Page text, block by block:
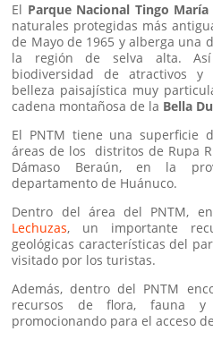
El Parque Nacional Tingo María
naturales protegidas más
de Mayo de 1965 y alberga una
la región de selva alta.
biodiversidad de atractivos
belleza paisajística muy
cadena montañosa de la Bella
El PNTM tiene una superficie
áreas de los distritos de Rupa
Dámaso Beraún, en la
departamento de Huánuco.
Dentro del área del PNTM,
Lechuzas, un importante
geológicas características del
visitado por los turistas.
Además, dentro del PNTM
recursos de flora, fauna
promocionando para el acceso